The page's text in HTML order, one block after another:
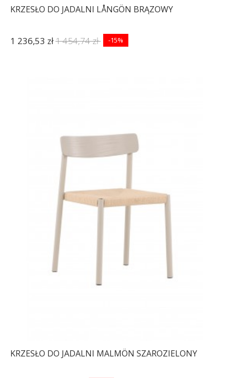
KRZESŁO DO JADALNI LÅNGÖN BRĄZOWY
1 236,53 zł1 454,74 zł -15%
KRZESŁO DO JADALNI MALMÖN SZAROZIELONY